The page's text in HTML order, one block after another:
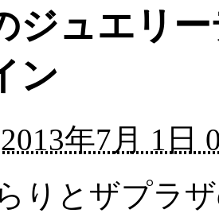
ジュエリ
ン
2013年7月 1日
りとザプラ